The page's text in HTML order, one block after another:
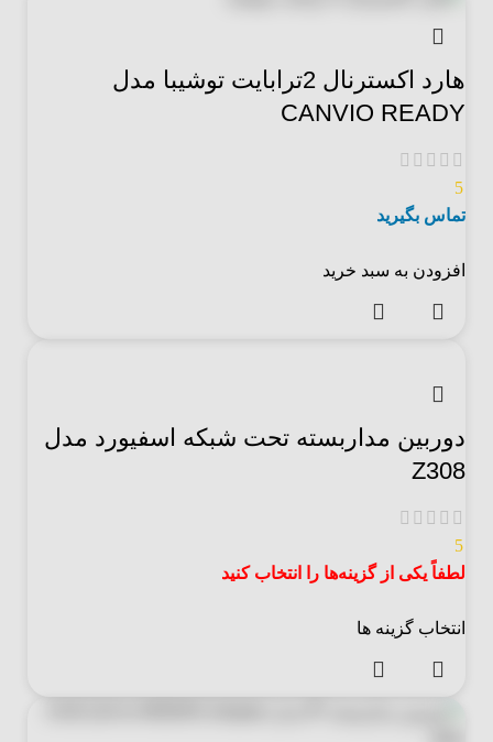
هارد اکسترنال 2ترابایت توشیبا مدل
CANVIO READY
5
تماس بگیرید
افزودن به سبد خرید
دوربین مداربسته تحت شبکه اسفیورد مدل
Z308
5
لطفاً یکی از گزینه‌ها را انتخاب کنید
انتخاب گزینه ها